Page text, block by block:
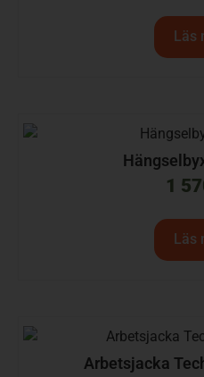
Läs
1
Läs
Arbetsjacka